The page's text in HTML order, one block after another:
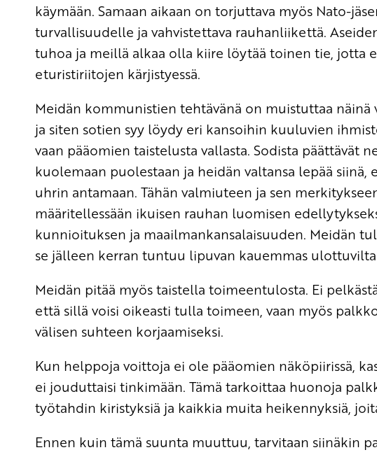
käymään. Samaan aikaan on torjuttava myös Nato-
turvallisuudelle ja vahvistettava rauhanliikettä.
tuhoa ja meillä alkaa olla kiire löytää toinen tie, jotta
eturistiriitojen kärjistyessä.
Meidän kommunistien tehtävänä on muistuttaa
ja siten sotien syy löydy eri kansoihin kuuluvien
vaan pääomien taistelusta vallasta. Sodista päättävät
kuolemaan puolestaan ja heidän valtansa lepää
uhrin antamaan. Tähän valmiuteen ja sen
määritellessään ikuisen rauhan luomisen
kunnioituksen ja maailmankansalaisuuden. Meidän
se jälleen kerran tuntuu lipuvan kauemmas
Meidän pitää myös taistella toimeentulosta. Ei
että sillä voisi oikeasti tulla toimeen, vaan myös
välisen suhteen korjaamiseksi.
Kun helppoja voittoja ei ole pääomien näköpiirissä,
ei jouduttaisi tinkimään. Tämä tarkoittaa huonoja
työtahdin kiristyksiä ja kaikkia muita heikennyksiä,
Ennen kuin tämä suunta muuttuu, tarvitaan siinäkin